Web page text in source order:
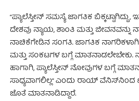
“ಪ್ಯಾಲೆಸ್ತೀನ್ ಸಮಸ್ಯೆ ಜಾಗತಿಕ
ದೇಶವು ನ್ಯಾಯ, ಶಾಂತಿ ಮತ್ತು ಜೀವನವನ್ನು
ನಾಚಿಕೆಗೇಡಿನ ಸಂಗತಿ. ಜಾಗತಿಕ
ಮತ್ತು ಸಂಕಟಗಳ ಬಗ್ಗೆ ಮಾತನಾಡಲೇಬೇಕು.
ಹಾಗಾಗಿ, ಪ್ಯಾಲೆಸ್ತೀನ್‌ ನೋವುಗಳ ಬಗ್ಗೆ
ಸಾಧ್ಯವಾಗಲಿಲ್ಲ” ಎಂದು ರಾಯ್
ಜೊತೆ ಮಾತನಾಡಿದ್ದಾರೆ.